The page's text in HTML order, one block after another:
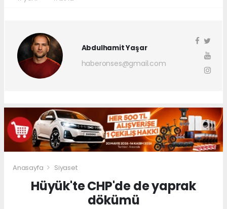
Abdulhamit Yaşar
haberonses@gmail.com
Anasayfa Siyaset
Hüyük'te CHP'de de yaprak
dökümü